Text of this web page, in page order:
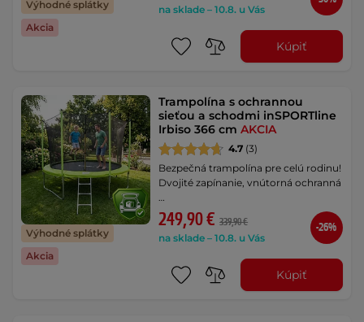
Výhodné splátky
Akcia
na sklade – 10.8. u Vás
Kúpiť
Výhodné splátky
Akcia
Trampolína s ochrannou
sieťou a schodmi inSPORTline
Irbiso 366 cmAKCIA
4.7 (3)
Bezpečná trampolína pre celú rodinu!
Dvojité zapínanie, vnútorná ochranná
…
249,90 € 339,90 €
na sklade – 10.8. u Vás
-26%
Kúpiť